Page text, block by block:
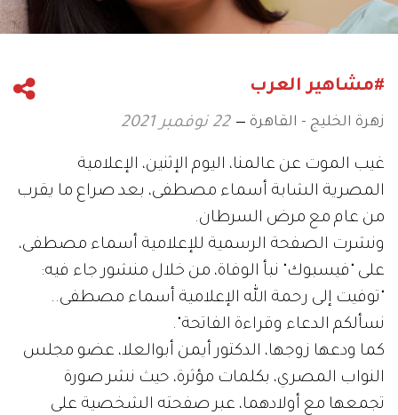
#مشاهير العرب
زهرة الخليج - القاهرة 22 نوفمبر 2021
غيب الموت عن عالمنا، اليوم الإثنين، الإعلامية
المصرية الشابة أسماء مصطفى، بعد صراع ما يقرب
من عام مع مرض السرطان.
ونشرت الصفحة الرسمية للإعلامية أسماء مصطفى،
على "فيسبوك" نبأ الوفاة، من خلال منشور جاء فيه:
"توفيت إلى رحمة الله الإعلامية أسماء مصطفى..
نسألكم الدعاء وقراءة الفاتحة".
كما ودعها زوجها، الدكتور أيمن أبوالعلا، عضو مجلس
النواب المصري، بكلمات مؤثرة، حيث نشر صورة
تجمعها مع أولادهما، عبر صفحته الشخصية على